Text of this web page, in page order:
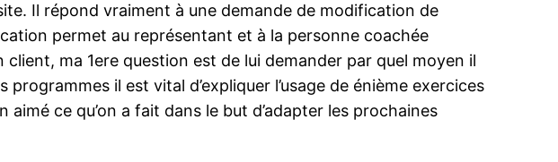
Il répond vraiment à une demande de modification de
permet au représentant et à la personne coachée
ma 1ere question est de lui demander par quel moyen il
il est vital d’expliquer l’usage de énième exercices
ce qu’on a fait dans le but d’adapter les prochaines